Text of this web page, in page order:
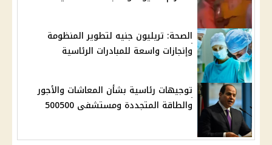
الصحة: تريليون جنيه لتطوير المنظومة
وإنجازات واسعة للمبادرات الرئاسية
توجيهات رئاسية بشأن المعاشات والأجور
والطاقة المتجددة ومستشفى 500500